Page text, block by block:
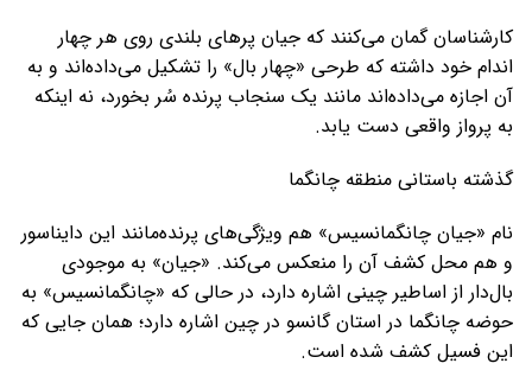
کارشناسان گمان می‌کنند که جیان پرهای بلندی روی هر چهار
اندام خود داشته که طرحی «چهار بال» را تشکیل می‌داده‌اند و به
آن اجازه می‌داده‌اند مانند یک سنجاب پرنده سُر بخورد، نه اینکه
به پرواز واقعی دست یابد.
گذشته باستانی منطقه چانگما
نام «جیان چانگمانسیس» هم ویژگی‌های پرنده‌مانند این دایناسور
و هم محل کشف آن را منعکس می‌کند. «جیان» به موجودی
بال‌دار از اساطیر چینی اشاره دارد، در حالی که «چانگمانسیس» به
حوضه چانگما در استان گانسو در چین اشاره دارد؛ همان جایی که
این فسیل کشف شده است.